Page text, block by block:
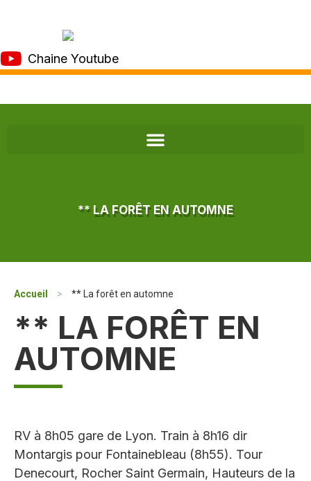
Chaine Youtube
** LA FORÊT EN AUTOMNE
Accueil > ** La forêt en automne
** LA FORÊT EN
AUTOMNE
RV à 8h05 gare de Lyon. Train à 8h16 dir
Montargis pour Fontainebleau (8h55). Tour
Denecourt, Rocher Saint Germain, Hauteurs de la